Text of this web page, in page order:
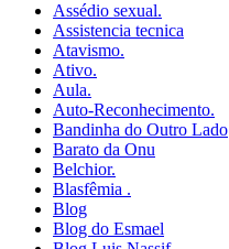
Assédio sexual.
Assistencia tecnica
Atavismo.
Ativo.
Aula.
Auto-Reconhecimento.
Bandinha do Outro Lado
Barato da Onu
Belchior.
Blasfêmia .
Blog
Blog do Esmael